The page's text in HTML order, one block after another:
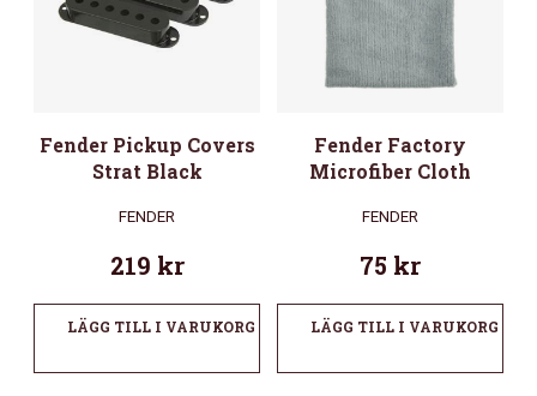
Fender Pickup Covers
Strat Black
FENDER
219 kr
LÄGG TILL I VARUKORG
Fender Factory
Microfiber Cloth
FENDER
75 kr
LÄGG TILL I VARUKORG